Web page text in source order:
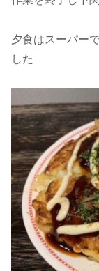
夕食はスーパー
した